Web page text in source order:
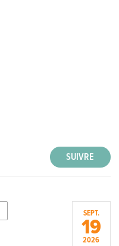
SUIVRE
SEPT.
19
2026